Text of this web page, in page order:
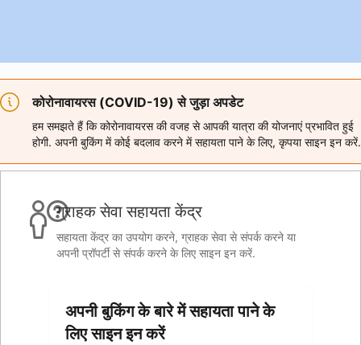
कोरोनावायरस (COVID-19) से जुड़ा अपडेट
हम समझते हैं कि कोरोनावायरस की वजह से आपकी यात्रा की योजनाएं प्रभावित हुई
होगी. अपनी बुकिंग में कोई बदलाव करने में सहायता पाने के लिए, कृपया साइन इन करें.
ग्राहक सेवा सहायता केंद्र
सहायता केंद्र का उपयोग करने, ग्राहक सेवा से संपर्क करने या
अपनी प्रॉपर्टी से संपर्क करने के लिए साइन इन करें.
अपनी बुकिंग के बारे में सहायता पाने के
लिए साइन इन करें